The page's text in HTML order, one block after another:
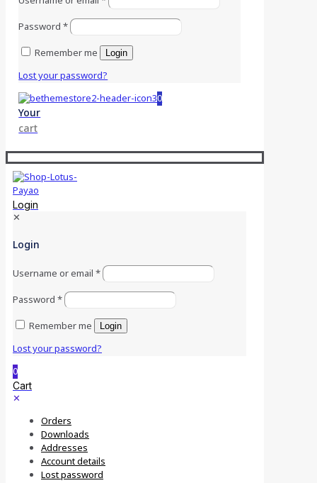
Password*
Remember me
Login
Lost your password?
0
Your
cart
Login
✕
Login
Username or email *
Password *
Remember me
Login
Lost your password?
0
Cart
✕
Orders
Downloads
Addresses
Account details
Lost password